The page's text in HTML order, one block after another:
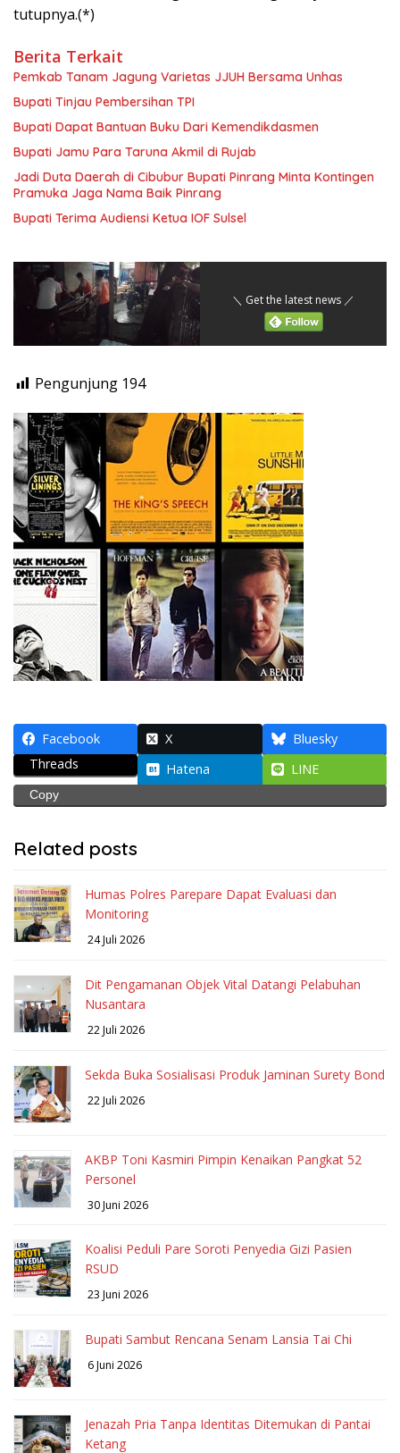
tutupnya.(*)
Berita Terkait
Pemkab Tanam Jagung Varietas JJUH Bersama Unhas
Bupati Tinjau Pembersihan TPI
Bupati Dapat Bantuan Buku Dari Kemendikdasmen
Bupati Jamu Para Taruna Akmil di Rujab
Jadi Duta Daerah di Cibubur Bupati Pinrang Minta Kontingen
Pramuka Jaga Nama Baik Pinrang
Bupati Terima Audiensi Ketua IOF Sulsel
＼ Get the latest news ／
Pengunjung 194
Facebook X
Bluesky
Threads
Hatena LINE
Copy
Related posts
Humas Polres Parepare Dapat Evaluasi dan
Monitoring
24 Juli 2026
Dit Pengamanan Objek Vital Datangi Pelabuhan
Nusantara
22 Juli 2026
Sekda Buka Sosialisasi Produk Jaminan Surety Bond
22 Juli 2026
AKBP Toni Kasmiri Pimpin Kenaikan Pangkat 52
Personel
30 Juni 2026
Koalisi Peduli Pare Soroti Penyedia Gizi Pasien
RSUD
23 Juni 2026
Bupati Sambut Rencana Senam Lansia Tai Chi
6 Juni 2026
Jenazah Pria Tanpa Identitas Ditemukan di Pantai
Ketang